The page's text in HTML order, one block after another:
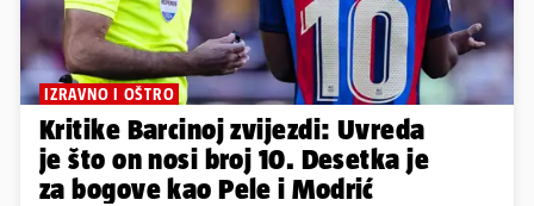
IZRAVNO I OŠTRO
Kritike Barcinoj zvijezdi: Uvreda
je što on nosi broj 10. Desetka je
za bogove kao Pele i Modrić